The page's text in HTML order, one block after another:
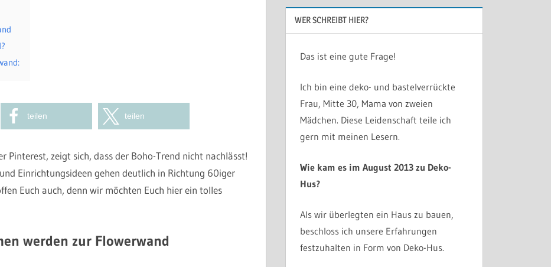
teilen teilen
Pinterest, zeigt sich, dass der Boho-Trend nicht nachlässt!
Einrichtungsideen gehen deutlich in Richtung 60iger
Euch auch, denn wir möchten Euch hier ein tolles
werden zur Flowerwand
WER SCHREIBT HIER?
Das ist eine gute Frage!
Ich bin eine deko- und bastelverrückte
Frau, Mitte 30, Mama von zweien
Mädchen. Diese Leidenschaft teile ich
gern mit meinen Lesern.
Wie kam es im August 2013 zu Deko-
Hus?
Als wir überlegten ein Haus zu bauen,
beschloss ich unsere Erfahrungen
festzuhalten in Form von Deko-Hus.